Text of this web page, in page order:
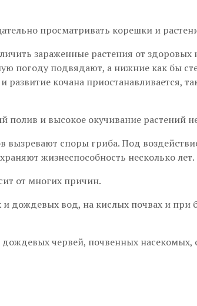
просматривать корешки и
зараженные растения от
погоду подвядают, а нижние как бы
развитие кочана приостанавливается,
полив и высокое окучивание растений
вызревают споры гриба. Под
жизнеспособность несколько лет.
от многих причин.
и дождевых вод, на кислых почвах и
червей, почвенных насекомых,